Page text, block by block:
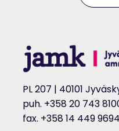
PL 207 | 40101
puh. +358 20 743
fax. +358 14 449 9694